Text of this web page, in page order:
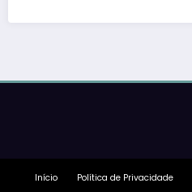
Início Política de Privacidade